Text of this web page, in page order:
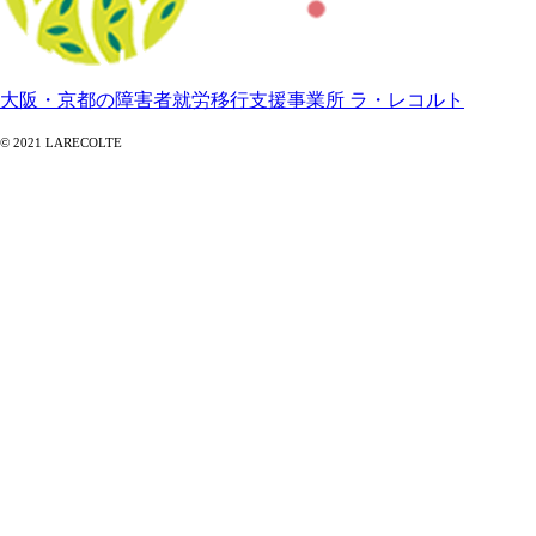
大阪・京都の障害者就労移行支援事業所 ラ・レコルト
© 2021 LARECOLTE